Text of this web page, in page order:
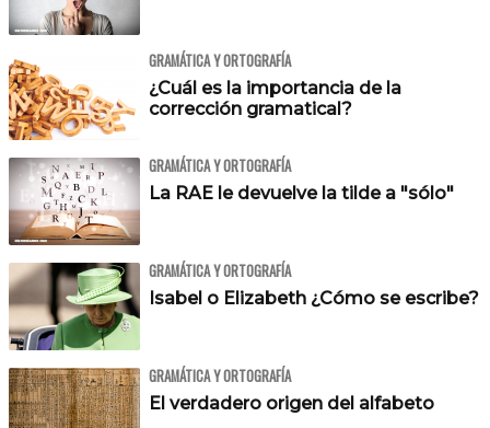
GRAMÁTICA Y ORTOGRAFÍA
¿Cuál es la importancia de la
corrección gramatical?
GRAMÁTICA Y ORTOGRAFÍA
La RAE le devuelve la tilde a "sólo"
GRAMÁTICA Y ORTOGRAFÍA
Isabel o Elizabeth ¿Cómo se escribe?
GRAMÁTICA Y ORTOGRAFÍA
El verdadero origen del alfabeto